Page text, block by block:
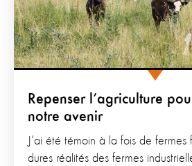
Repenser l’agriculture
notre avenir
J’ai été témoin à la fois de fermes
dures réalités des fermes